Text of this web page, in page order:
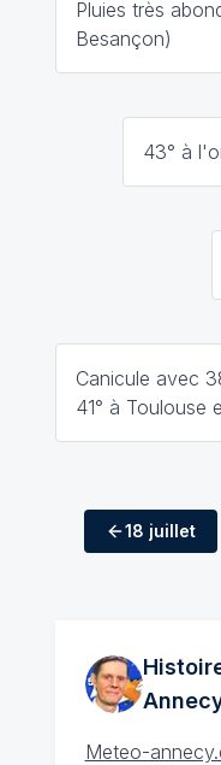
Pluies très
Besançon)
43° à
Canicule avec
41° à Toulouse
18 juillet
Meteo-